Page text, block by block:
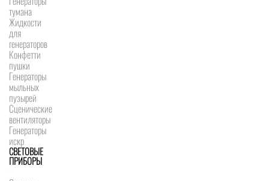
тумана
Жидкости
для
генераторов
Конфетти
пушки
Генераторы
мыльных
пузырей
Сценические
вентиляторы
Генераторы
искр
СВЕТОВЫЕ
ПРИБОРЫ